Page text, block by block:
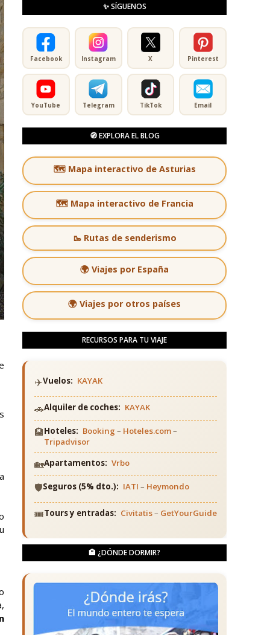
✨ SÍGUENOS
Facebook Instagram X Pinterest
YouTube Telegram TikTok Email
🧭 EXPLORA EL BLOG
🗺️ Mapa interactivo de Asturias
🗺️ Mapa interactivo de Francia
🥾 Rutas de senderismo
🌍 Viajes por España
🌍 Viajes por otros países
RECURSOS PARA TU VIAJE
✈️Vuelos: KAYAK
🚗Alquiler de coches: KAYAK
🏨Hoteles: Booking – Hoteles.com–
Tripadvisor
🏡Apartamentos: Vrbo
🛡️Seguros (5% dto.): IATI – Heymondo
🎟️Tours y entradas: Civitatis– GetYourGuide
🏨 ¿DÓNDE DORMIR?